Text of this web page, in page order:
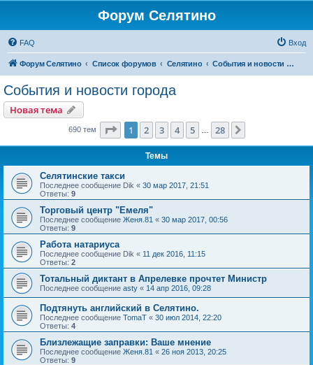
Форум Селятино
FAQ Вход
Форум Селятино Список форумов Селятино События и новости города
События и новости города
Новая тема
690 тем Страница из 28
1 2 3 4 5 28
Темы
Селятинские такси
Последнее сообщение Dik « 30 мар 2017, 21:51
Ответы: 9
Торговый центр "Емеля"
Последнее сообщение Женя.81 « 30 мар 2017, 00:56
Ответы: 9
Работа натариуса
Последнее сообщение Dik « 11 дек 2016, 11:15
Ответы: 2
Тотальный диктант в Апрелевке прочтет Министр
Последнее сообщение asty « 14 апр 2016, 09:28
Подтянуть английский в Селятино.
Последнее сообщение TomaT « 30 июл 2014, 22:20
Ответы: 4
Близлежащие заправки: Ваше мнение
Последнее сообщение Женя.81 « 26 ноя 2013, 20:25
Ответы: 9